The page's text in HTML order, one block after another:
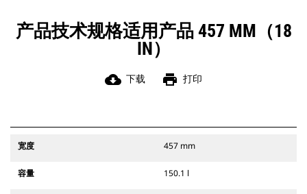
产品技术规格适用产品 457 MM（18
IN）
cloud_download 下载 print 打印
宽度 457 mm
容量 150.1 l